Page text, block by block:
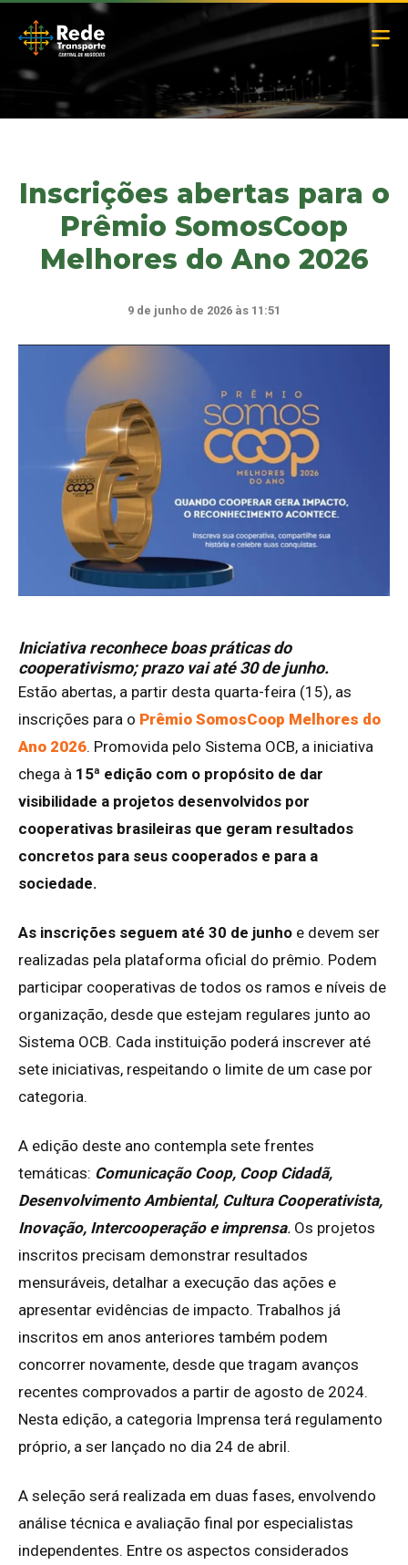
Inscrições abertas para o
Prêmio SomosCoop
Melhores do Ano 2026
9 de junho de 2026 às 11:51
Iniciativa reconhece boas práticas do
cooperativismo; prazo vai até 30 de junho.
Estão abertas, a partir desta quarta-feira (15), as
inscrições para o Prêmio SomosCoop Melhores do
Ano 2026. Promovida pelo Sistema OCB, a iniciativa
chega à 15ª edição com o propósito de dar
visibilidade a projetos desenvolvidos por
cooperativas brasileiras que geram resultados
concretos para seus cooperados e para a
sociedade.
As inscrições seguem até 30 de junho e devem ser
realizadas pela plataforma oficial do prêmio. Podem
participar cooperativas de todos os ramos e níveis de
organização, desde que estejam regulares junto ao
Sistema OCB. Cada instituição poderá inscrever até
sete iniciativas, respeitando o limite de um case por
categoria.
A edição deste ano contempla sete frentes
temáticas: Comunicação Coop, Coop Cidadã,
Desenvolvimento Ambiental, Cultura Cooperativista,
Inovação, Intercooperação e imprensa. Os projetos
inscritos precisam demonstrar resultados
mensuráveis, detalhar a execução das ações e
apresentar evidências de impacto. Trabalhos já
inscritos em anos anteriores também podem
concorrer novamente, desde que tragam avanços
recentes comprovados a partir de agosto de 2024.
Nesta edição, a categoria Imprensa terá regulamento
próprio, a ser lançado no dia 24 de abril.
A seleção será realizada em duas fases, envolvendo
análise técnica e avaliação final por especialistas
independentes. Entre os aspectos considerados